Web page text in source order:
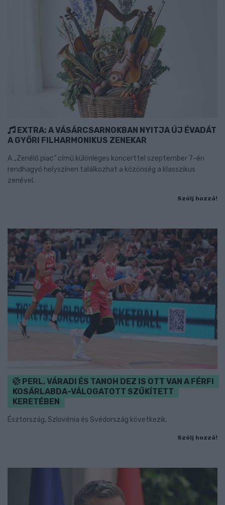
EXTRA: A VÁSÁRCSARNOKBAN NYITJA ÚJ ÉVADÁT
A GYŐRI FILHARMONIKUS ZENEKAR
A „Zenélő piac” című különleges koncerttel szeptember 7-én
rendhagyó helyszínen találkozhat a közönség a klasszikus
zenével.
Szólj hozzá!
PERL, VÁRADI ÉS TANOH DEZ IS OTT VAN A FÉRFI
KOSÁRLABDA-VÁLOGATOTT SZŰKÍTETT
KERETÉBEN
Észtország, Szlovénia és Svédország következik.
Szólj hozzá!